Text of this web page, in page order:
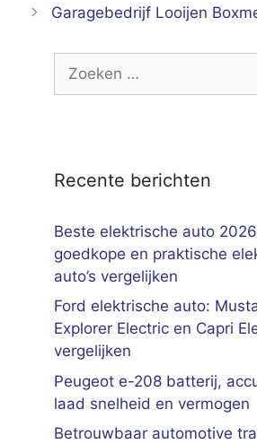
Garagebedrijf Looijen
naar:
Recente berichten
Beste elektrische auto
goedkope en praktische
auto’s vergelijken
Ford elektrische auto:
Explorer Electric en Capri
vergelijken
Peugeot e-208 batterij,
laad snelheid en vermogen
Betrouwbaar automotive